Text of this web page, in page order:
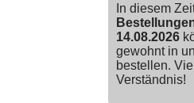
In diesem
14.08.2026
gewohnt in
bestellen.
Verständnis!